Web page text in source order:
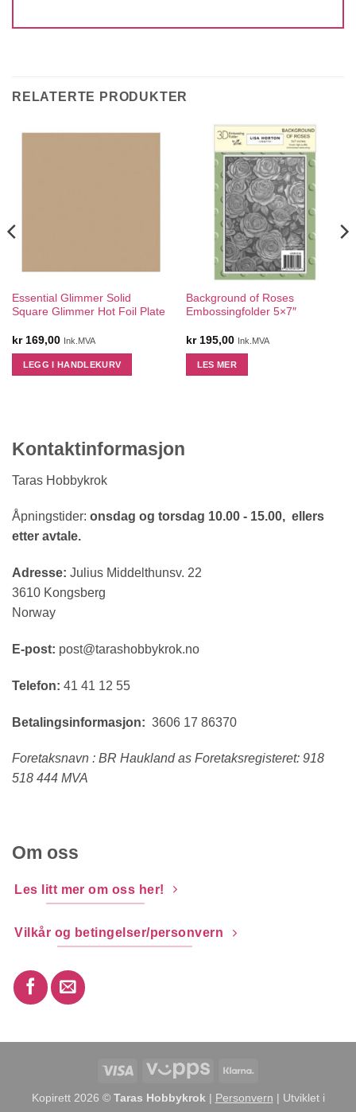
RELATERTE PRODUKTER
Essential Glimmer Solid
Square Glimmer Hot Foil Plate
kr169,00 Ink.MVA
LEGG I HANDLEKURV
Background of Roses
Embossingfolder 5×7″
kr195,00 Ink.MVA
LES MER
Kontaktinformasjon
Taras Hobbykrok
Åpningstider: onsdag og torsdag 10.00 - 15.00, ellers
etter avtale.
Adresse: Julius Middelthunsv. 22
3610 Kongsberg
Norway
E-post: post@tarashobbykrok.no
Telefon: 41 41 12 55
Betalingsinformasjon: 3606 17 86370
Foretaksnavn : BR Haukland as Foretaksregisteret: 918
518 444 MVA
Om oss
Les litt mer om oss her!
Vilkår og betingelser/personvern
Visa Vipps
Kopirett 2026 © Taras Hobbykrok | Personvern | Utviklet i